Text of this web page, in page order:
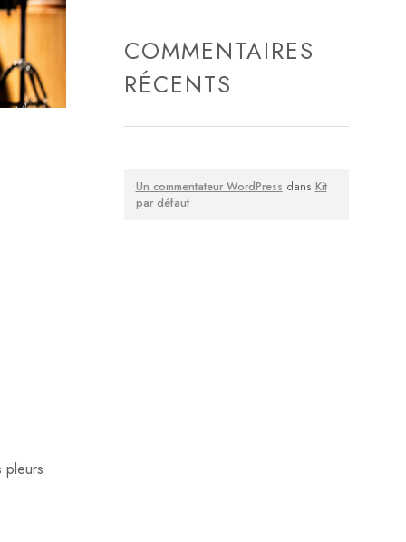
pleurs
COMMENTAIRES
RÉCENTS
Un commentateur WordPress dans Kit
par défaut